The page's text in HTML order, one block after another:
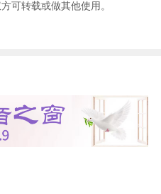
可转载或做其他使用。